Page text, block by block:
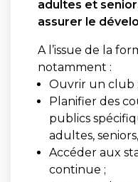
adultes et
assurer le
A l’issue de la
notamment :
Ouvrir un club ;
Planifier des
publics
adultes,
Accéder aux
continue ;